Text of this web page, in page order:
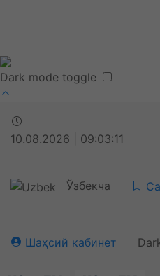
Dark mode toggle
10.08.2026 | 09:03:12
Ўзбекча
Шаҳсий кабинет